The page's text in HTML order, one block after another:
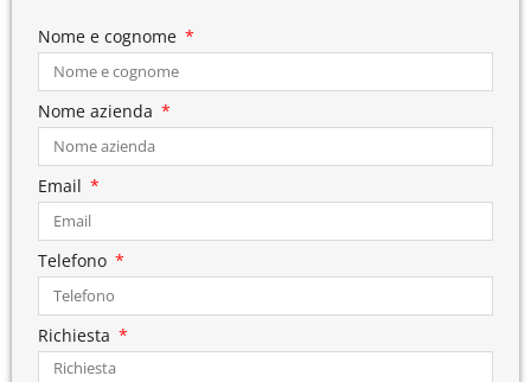
Nome e cognome
Nome azienda
Email
Telefono
Richiesta